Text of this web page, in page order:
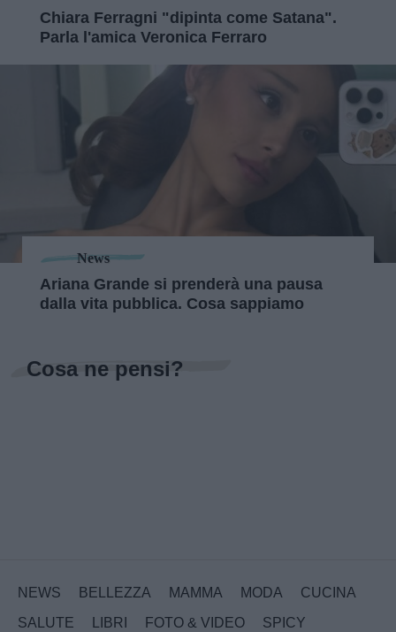
Chiara Ferragni "dipinta come Satana".
Parla l'amica Veronica Ferraro
News
Ariana Grande si prenderà una pausa
dalla vita pubblica. Cosa sappiamo
Cosa ne pensi?
NEWS BELLEZZA MAMMA MODA
CUCINA
SALUTE
LIBRI FOTO & VIDEO SPICY